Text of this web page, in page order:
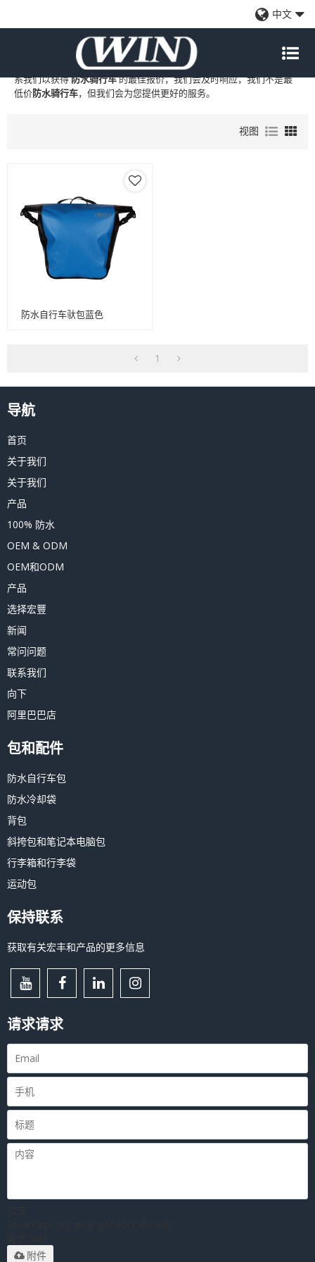
中文
防水骑行车 的专业中国制造商和供应商，我们提供定制批发防
工厂、自有品牌防水骑行车和防水骑行车
系我们以获得防水骑行车的最佳报价，我们会及时响应，我们不是最
低价防水骑行车，但我们会为您提供更好的服务。
视图
防水自行车驮包蓝色
1
导航
首页
关于我们
关于我们
产品
100% 防水
OEM & ODM
OEM和ODM
产品
选择宏豐
新闻
常问问题
联系我们
向下
阿里巴巴店
包和配件
防水自行车包
防水冷却袋
背包
斜挎包和笔记本电脑包
行李箱和行李袋
运动包
保持联系
获取有关宏丰和产品的更多信息
请求请求
附件